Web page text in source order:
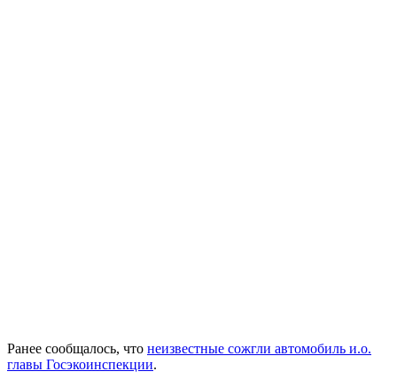
Ранее сообщалось, что неизвестные сожгли автомобиль и.о.
главы Госэкоинспекции.